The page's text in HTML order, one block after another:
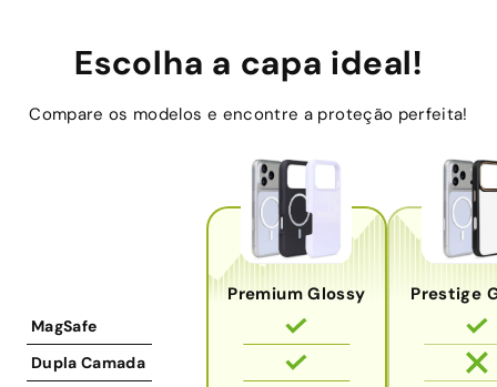
Escolha a capa ideal!
Compare os modelos e encontre a proteção perfeita!
Premium Glossy Prestige
MagSafe
Dupla Camada